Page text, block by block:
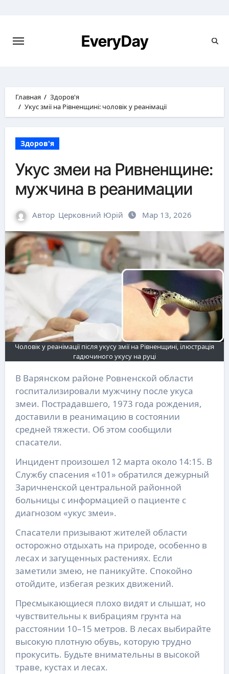
EveryDay
Главная
Здоров'я
Укус змії на Рівненщині: чоловік у реанімації
Здоров'я
Укус змеи на Ривненщине:
мужчина в реанимации
Автор Церковний Юрій Мар 13, 2026
Чоловік у реанімації після укусу змії на Рівненщині, ілюстрація
гадючиного укусу на руці
В Варянском районе Ровненской области
госпитализировали мужчину после укуса
змеи. Пострадавшего, 1973 года рождения,
доставили в реанимацию в состоянии
средней тяжести. Об этом сообщили
спасатели.
Инцидент произошел 12 марта около 14:15. В
Службу спасения «101» обратился дежурный
Заричненской центральной районной
больницы с информацией о пациенте с
диагнозом «укус змеи».
Спасатели призывают жителей области
осторожно отдыхать на природе, особенно в
лесах и загущенных растениях. Если
заметили змею, не паникуйте. Спокойно
отойдите, избегая резких движений.
Пресмыкающиеся плохо видят и слышат, но
чувствительны к вибрациям грунта на
расстоянии 10–15 метров. В лесах выбирайте
высокую плотную обувь, которую трудно
прокусить. Будьте внимательны в высокой
траве, кустах и лесах.